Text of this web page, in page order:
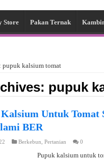
Store Pakan Ternak
pupuk kalsium tomat
pupuk
Untuk Tomat
BER
Berkebun Pertanian 0
Pupuk kalsium untuk